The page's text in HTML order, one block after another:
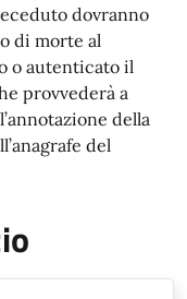
dovranno
di morte al
o autenticato il
provvederà a
della
del